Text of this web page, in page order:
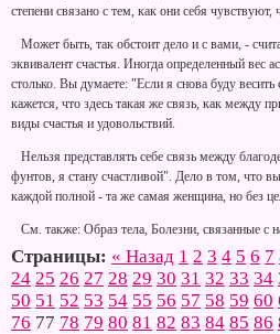
степени связано с тем, как они себя
Может быть, так обстоит дело и с вами, -
эквивалент счастья. Иногда определенный вес
столько. Вы думаете: "Если я снова буду
кажется, что здесь такая же связь, как между
виды счастья и удовольствий.
Нельзя представлять себе связь между
фунтов, я стану счастливой". Дело в том, что
каждой полной - та же самая женщина, но без
См. также: Образ тела, Болезни, связанные с
Страницы: « Назад 1 2 3 4 5 6 7
24 25 26 27 28 29 30 31 32 33 34
50 51 52 53 54 55 56 57 58 59 60
76 77 78 79 80 81 82 83 84 85 86